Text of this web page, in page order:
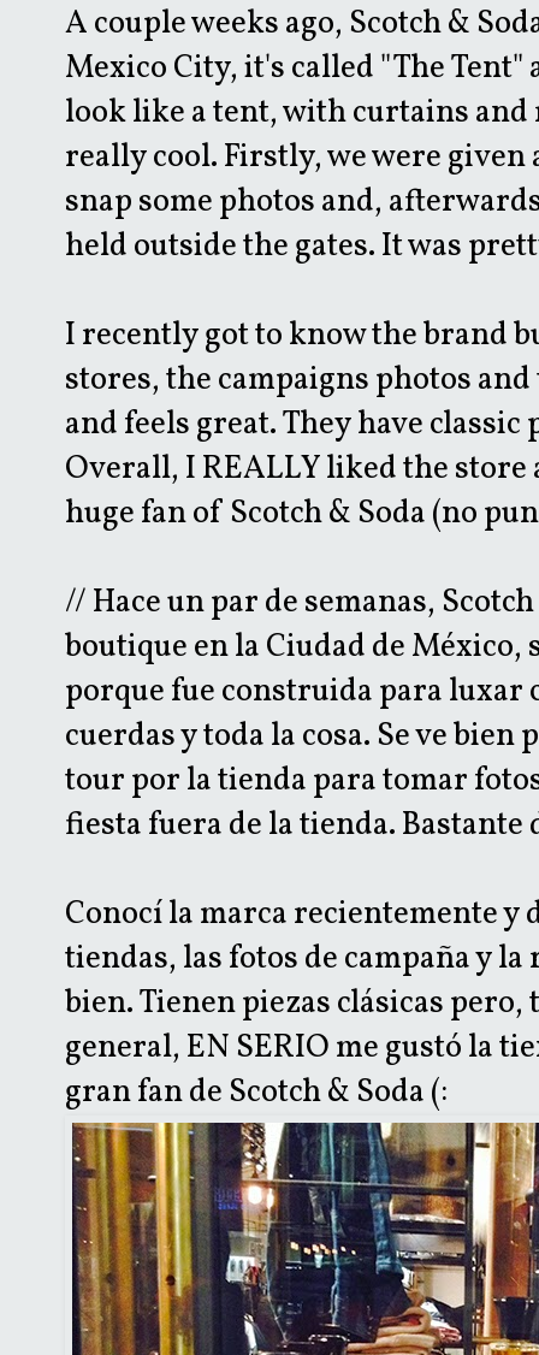
A couple weeks ago, Scotch &
Mexico City, it's called "The
look like a tent, with curtains
really cool. Firstly, we were
snap some photos and,
held outside the gates. It was
I recently got to know the brand
stores, the campaigns photos
and feels great. They have
Overall, I REALLY liked the
huge fan of Scotch & Soda (no
// Hace un par de semanas,
boutique en la Ciudad de México,
porque fue construida para luxar
cuerdas y toda la cosa. Se ve
tour por la tienda para tomar
fiesta fuera de la tienda.
Conocí la marca recientemente y
tiendas, las fotos de campaña y
bien. Tienen piezas clásicas
general, EN SERIO me gustó la
gran fan de Scotch & Soda (: